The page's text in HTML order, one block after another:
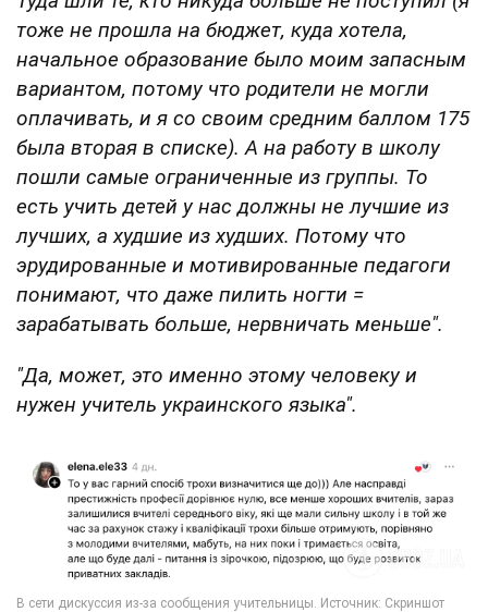
тоже не прошла на бюджет, куда хотела,
начальное образование было моим запасным
вариантом, потому что родители не могли
оплачивать, и я со своим средним баллом 175
была вторая в списке). А на работу в школу
пошли самые ограниченные из группы. То
есть учить детей у нас должны не лучшие из
лучших, а худшие из худших. Потому что
эрудированные и мотивированные педагоги
понимают, что даже пилить ногти =
зарабатывать больше, нервничать меньше".
"Да, может, это именно этому человеку и
нужен учитель украинского языка".